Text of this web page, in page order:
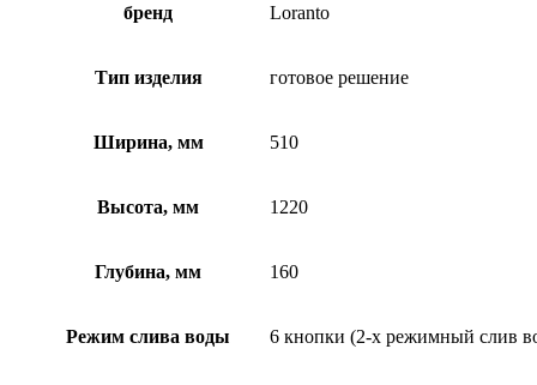
бренд Loranto
Тип изделия готовое решение
Ширина, мм 510
Высота, мм 1220
Глубина, мм 160
Режим слива воды 6 кнопки (2-х режимный слив